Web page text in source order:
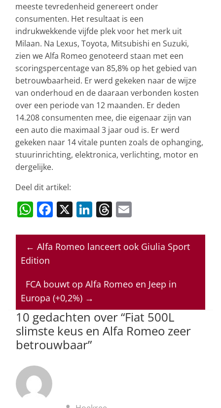
meeste tevredenheid genereert onder
consumenten. Het resultaat is een
indrukwekkende vijfde plek voor het merk uit
Milaan. Na Lexus, Toyota, Mitsubishi en Suzuki,
zien we Alfa Romeo genoteerd staan met een
scoringspercentage van 85,8% op het gebied van
betrouwbaarheid. Er werd gekeken naar de wijze
van onderhoud en de daaraan verbonden kosten
over een periode van 12 maanden. Er deden
14.208 consumenten mee, die eigenaar zijn van
een auto die maximaal 3 jaar oud is. Er werd
gekeken naar 14 vitale punten zoals de ophanging,
stuurinrichting, elektronica, verlichting, motor en
dergelijke.
Deel dit artikel:
W
at
s
p
p
F
c
e
o
o
k
X Li
k
e
n
T
re
a
s
ai
l
← Alfa Romeo lanceert ook Giulia Sport
Edition
FCA bouwt op Alfa Romeo en Jeep in
Europa (+0,2%) →
10 gedachten over “Fiat 500L
slimste keus en Alfa Romeo zeer
betrouwbaar”